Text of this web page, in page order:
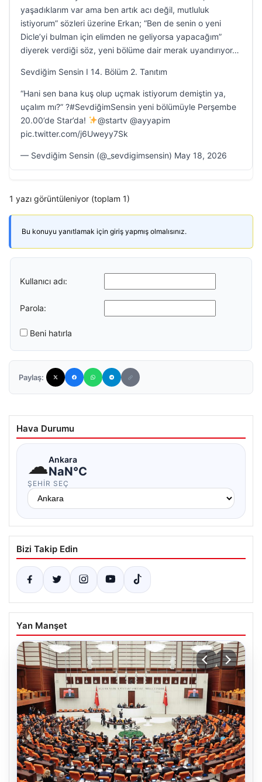
yaşadıklarım var ama ben artık acı değil, mutluluk
istiyorum” sözleri üzerine Erkan; “Ben de senin o yeni
Dicle’yi bulman için elimden ne geliyorsa yapacağım”
diyerek verdiği söz, yeni bölüme dair merak uyandırıyor…
Sevdiğim Sensin I 14. Bölüm 2. Tanıtım
“Hani sen bana kuş olup uçmak istiyorum demiştin ya,
uçalım mı?” ?#SevdiğimSensin yeni bölümüyle Perşembe
20.00’de Star’da!
@startv @ayyapim
pic.twitter.com/j6Uweyy7Sk
— Sevdiğim Sensin (@_sevdigimsensin) May 18, 2026
1 yazı görüntüleniyor (toplam 1)
Bu konuyu yanıtlamak için giriş yapmış olmalısınız.
Kullanıcı adı:
Parola:
Beni hatırla
Paylaş:
Hava Durumu
☁Ankara
NaN°C
ŞEHIR SEÇ
Bizi Takip Edin
Yan Manşet